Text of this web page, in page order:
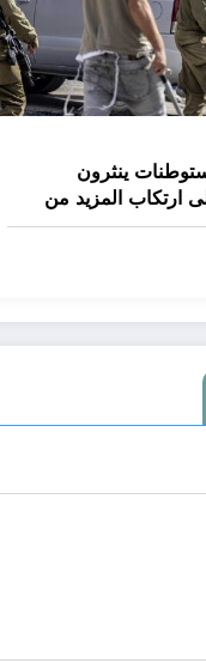
ينثرون
المزيد من